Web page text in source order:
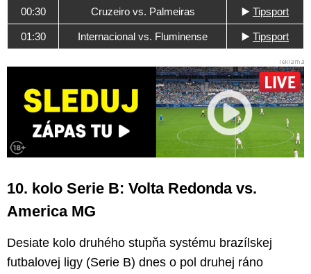
00:30 Cruzeiro vs. Palmeiras ▶️ Tipsport
01:30 Internacional vs. Fluminense ▶️ Tipsport
10. kolo Serie B: Volta Redonda vs.
America MG
Desiate kolo druhého stupňa systému brazílskej
futbalovej ligy (Serie B) dnes o pol druhej ráno